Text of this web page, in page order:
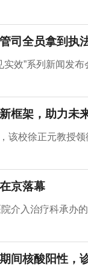
司全员拿到执
实效”系列新闻发
框架，助力未
该校徐正元教授
京落幕
介入治疗科承办
间核酸阳性，